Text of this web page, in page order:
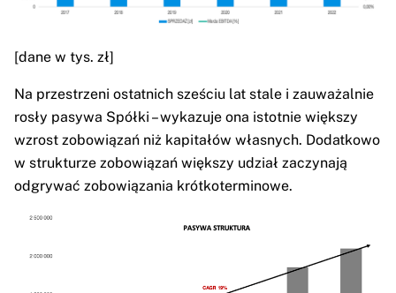
[dane w tys. zł]
Na przestrzeni ostatnich sześciu lat stale i zauważalnie
rosły pasywa Spółki – wykazuje ona istotnie większy
wzrost zobowiązań niż kapitałów własnych. Dodatkowo
w strukturze zobowiązań większy udział zaczynają
odgrywać zobowiązania krótkoterminowe.